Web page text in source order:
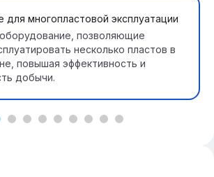
для многопластовой эксплуатации
позволяющие
несколько пластов в
повышая эффективность и
добычи.